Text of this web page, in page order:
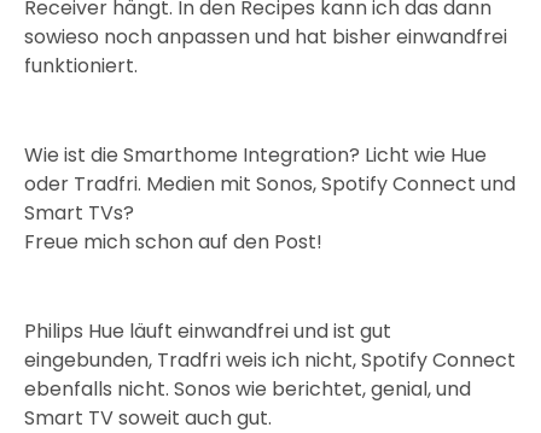
Receiver hängt. In den Recipes kann ich das dann
sowieso noch anpassen und hat bisher einwandfrei
funktioniert.
Wie ist die Smarthome Integration? Licht wie Hue
oder Tradfri. Medien mit Sonos, Spotify Connect und
Smart TVs?
Freue mich schon auf den Post!
Philips Hue läuft einwandfrei und ist gut
eingebunden, Tradfri weis ich nicht, Spotify Connect
ebenfalls nicht. Sonos wie berichtet, genial, und
Smart TV soweit auch gut.